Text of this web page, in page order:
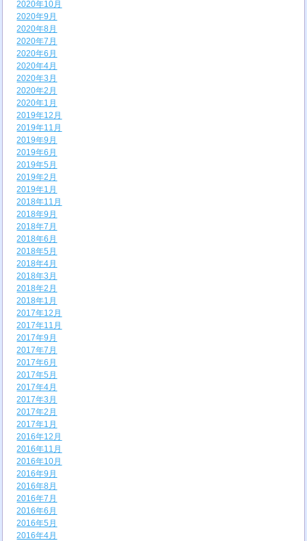
2020年10月
2020年9月
2020年8月
2020年7月
2020年6月
2020年4月
2020年3月
2020年2月
2020年1月
2019年12月
2019年11月
2019年9月
2019年6月
2019年5月
2019年2月
2019年1月
2018年11月
2018年9月
2018年7月
2018年6月
2018年5月
2018年4月
2018年3月
2018年2月
2018年1月
2017年12月
2017年11月
2017年9月
2017年7月
2017年6月
2017年5月
2017年4月
2017年3月
2017年2月
2017年1月
2016年12月
2016年11月
2016年10月
2016年9月
2016年8月
2016年7月
2016年6月
2016年5月
2016年4月